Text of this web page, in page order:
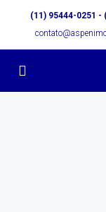
(11) 95444-0251 -